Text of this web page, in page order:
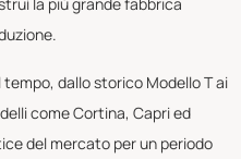
dallo storico Modello T ai
come Cortina, Capri ed
del mercato per un periodo